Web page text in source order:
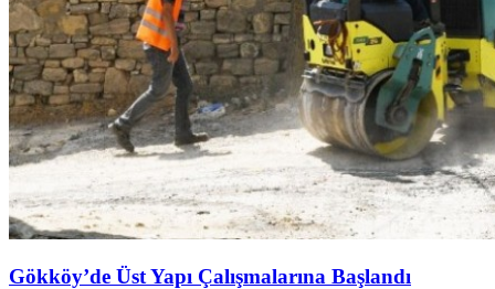
Gökköy’de Üst Yapı Çalışmalarına Başlandı